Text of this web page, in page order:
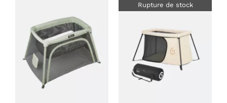
AJOUTER AU
PANIER
DÉTAILS
Rupture de stock
DÉTAILS